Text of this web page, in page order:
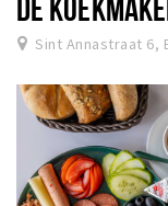
DE
Sint Annastraat 6,